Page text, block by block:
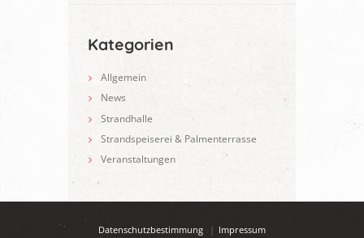
Kategorien
Allgemein
News
Strandhalle
Strandspeiserei & Palmenterrasse
Veranstaltungen
Datenschutzbestimmung Impressum